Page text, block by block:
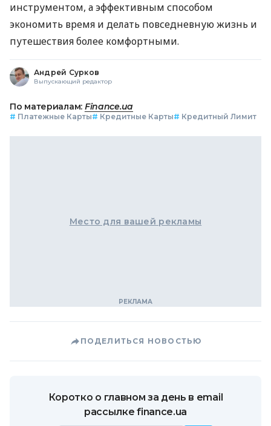
инструментом, а эффективным способом
экономить время и делать повседневную жизнь и
путешествия более комфортными.
Андрей Сурков
Выпускающий редактор
По материалам: Finance.ua
# Платежные Карты# Кредитные Карты# Кредитный Лимит
Место для вашей рекламы
ПОДЕЛИТЬСЯ НОВОСТЬЮ
Коротко о главном за день в email
рассылке finance.ua